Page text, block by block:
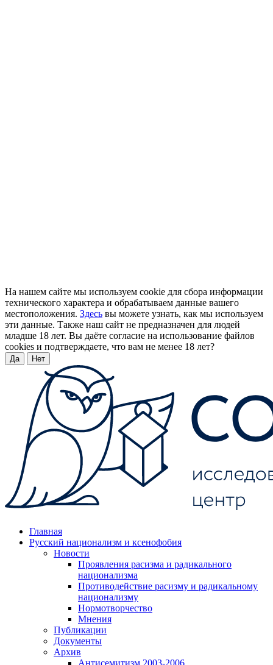
На нашем сайте мы используем cookie для сбора информации
технического характера и обрабатываем данные вашего
местоположения. Здесь вы можете узнать, как мы используем
эти данные. Также наш сайт не предназначен для людей
младше 18 лет. Вы даёте согласие на использование файлов
cookies и подтверждаете, что вам не менее 18 лет?
Да Нет
Главная
Русский национализм и ксенофобия
Новости
Проявления расизма и радикального
национализма
Противодействие расизму и радикальному
национализму
Нормотворчество
Мнения
Публикации
Документы
Архив